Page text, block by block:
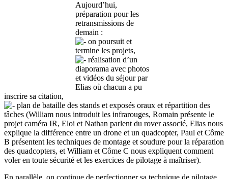
Aujourd’hui,
préparation pour les
retransmissions de
demain :
on poursuit et
termine les projets,
réalisation d’un
diaporama avec photos
et vidéos du séjour par
Elias où chacun a pu
inscrire sa citation,
plan de bataille des stands et exposés oraux et répartition des
tâches (William nous introduit les infrarouges, Romain présente le
projet caméra IR, Eloi et Nathan parlent du rover associé, Elias nous
explique la différence entre un drone et un quadcopter, Paul et Côme
B présentent les techniques de montage et soudure pour la réparation
des quadcopters, et William et Côme C nous expliquent comment
voler en toute sécurité et les exercices de pilotage à maîtriser).